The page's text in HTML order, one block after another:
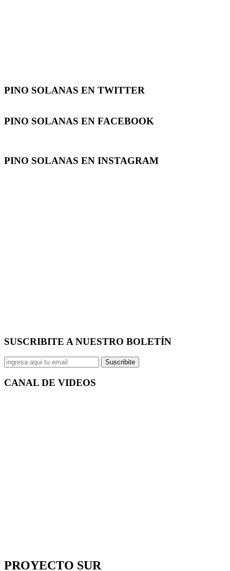
PINO SOLANAS EN TWITTER
PINO SOLANAS EN FACEBOOK
PINO SOLANAS EN INSTAGRAM
SUSCRIBITE A NUESTRO BOLETÍN
Suscribite
CANAL DE VIDEOS
PROYECTO SUR